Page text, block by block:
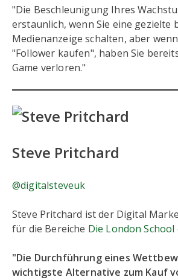
"Die Beschleunigung Ihres
erstaunlich, wenn Sie eine gezielte
Medienanzeige schalten, aber
"Follower kaufen", haben Sie
Game verloren."
Steve Pritchard
@digitalsteveuk
Steve Pritchard ist der Digital
für die Bereiche Die London
"Die Durchführung eines
wichtigste Alternative zum Kauf